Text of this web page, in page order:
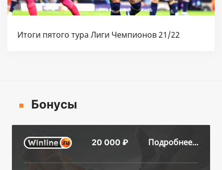
Итоги пятого тура Лиги Чемпионов 21/22
Бонусы
20 000 ₽ Подробнее...